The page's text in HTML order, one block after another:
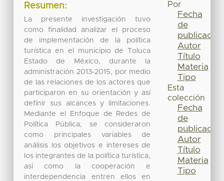
Resumen:
La presente investigación tuvo
como finalidad analizar el proceso
de implementación de la política
turística en el municipio de Toluca
Estado de México, durante la
administración 2013-2015, por medio
de las relaciones de los actores que
participaron en su orientación y así
definir sus alcances y limitaciones.
Mediante el Enfoque de Redes de
Política Pública, se consideraron
como principales variables de
análisis los objetivos e intereses de
los integrantes de la política turística,
así como la cooperación e
interdependencia entren ellos en
Por
Fecha
de
publicación
Autor
Título
Materia
Tipo
Esta
colección
Fecha
de
publicación
Autor
Título
Materia
Tipo